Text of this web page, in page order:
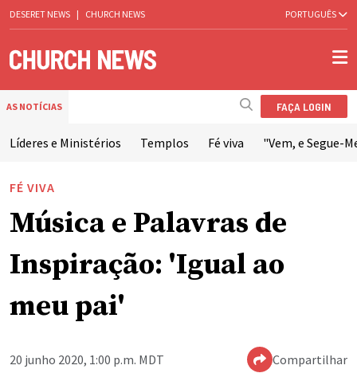
DESERET NEWS | CHURCH NEWS PORTUGUÊS
AS NOTÍCIAS FAÇA LOGIN
Líderes e Ministérios Templos Fé viva "Vem, e Segue-
FÉ VIVA
Música e Palavras de
Inspiração: 'Igual ao
meu pai'
20 junho 2020, 1:00 p.m. MDT Compartilhar